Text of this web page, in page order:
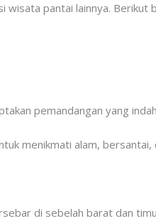
pantai lainnya. Berikut
pemandangan yang
menikmati alam,
di sebelah barat dan